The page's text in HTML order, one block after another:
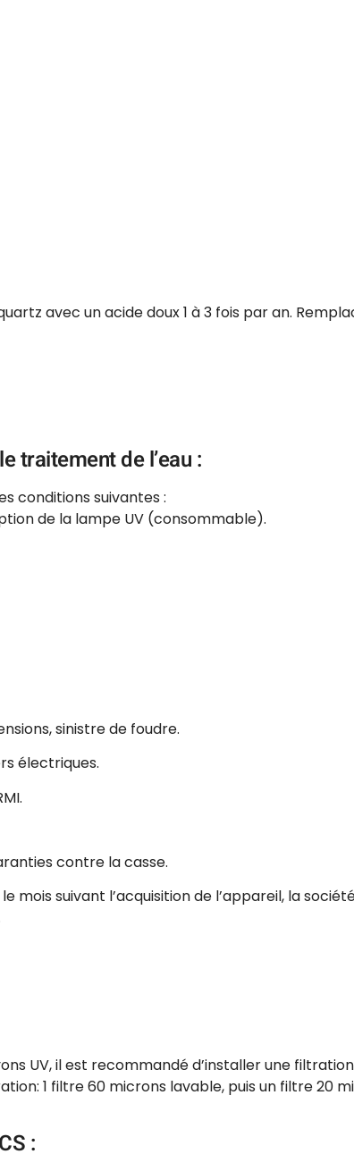
avec un acide doux 1 à 3 fois par an.
traitement de l’eau :
conditions suivantes :
de la lampe UV (consommable).
sinistre de foudre.
électriques.
contre la casse.
suivant l’acquisition de l’appareil, la
UV, il est recommandé d’installer une
1 filtre 60 microns lavable, puis un filtre 20
: